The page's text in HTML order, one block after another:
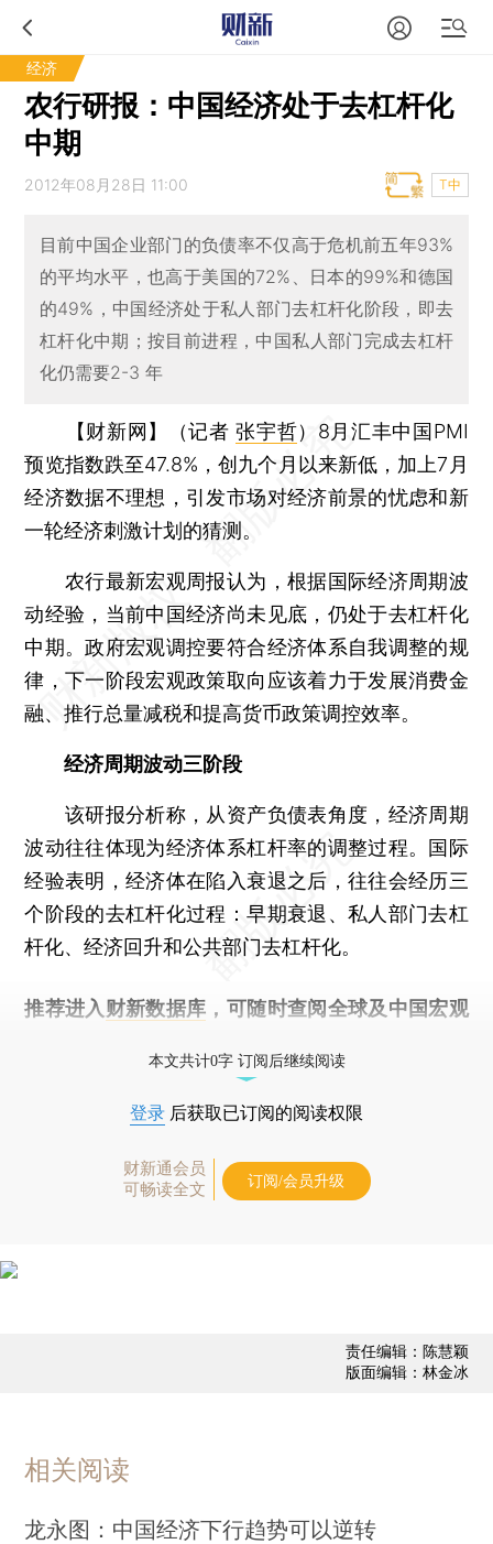
经济
农行研报：中国经济处于去杠杆化
中期
2012年08月28日 11:00 T中
目前中国企业部门的负债率不仅高于危机前五年93%
的平均水平，也高于美国的72%、日本的99%和德国
的49%，中国经济处于私人部门去杠杆化阶段，即去
杠杆化中期；按目前进程，中国私人部门完成去杠杆
化仍需要2-3 年
【财新网】（记者张宇哲） 8月汇丰中国PMI
预览指数跌至47.8%，创九个月以来新低，加上7月
经济数据不理想，引发市场对经济前景的忧虑和新
一轮经济刺激计划的猜测。
农行最新宏观周报认为，根据国际经济周期波
动经验，当前中国经济尚未见底，仍处于去杠杆化
中期。政府宏观调控要符合经济体系自我调整的规
律，下一阶段宏观政策取向应该着力于发展消费金
融、推行总量减税和提高货币政策调控效率。
经济周期波动三阶段
该研报分析称，从资产负债表角度，经济周期
波动往往体现为经济体系杠杆率的调整过程。国际
经验表明，经济体在陷入衰退之后，往往会经历三
个阶段的去杠杆化过程：早期衰退、私人部门去杠
杆化、经济回升和公共部门去杠杆化。
推荐进入 财新数据库 ，可随时查阅全球及中国宏观
本文共计0字 订阅后继续阅读
登录 后获取已订阅的阅读权限
财新通会员
可畅读全文
订阅/会员升级
责任编辑：陈慧颖
版面编辑：林金冰
相关阅读
龙永图：中国经济下行趋势可以逆转